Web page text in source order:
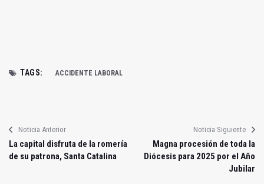
TAGS: ACCIDENTE LABORAL
Noticia Anterior
La capital disfruta de la romería
de su patrona, Santa Catalina
Noticia Siguiente
Magna procesión de toda la
Diócesis para 2025 por el Año
Jubilar